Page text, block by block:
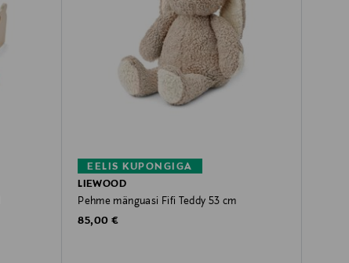
EELIS KUPONGIGA
LIEWOOD
Pehme mänguasi Fifi Teddy 53 cm
Original Price
85,00 €